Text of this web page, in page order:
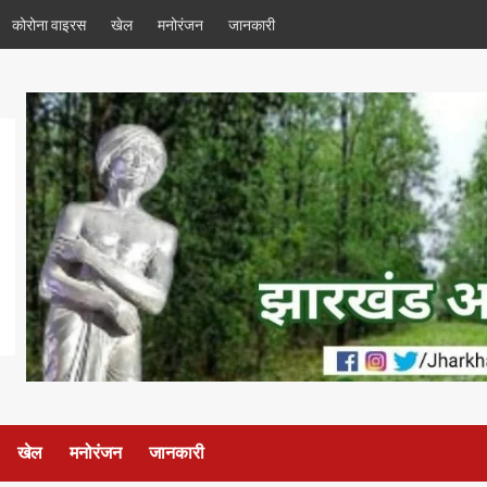
कोरोना वाइरस खेल मनोरंजन जानकारी
खेल मनोरंजन जानकारी